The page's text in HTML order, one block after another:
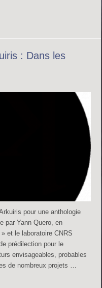
: Dans les
pour une anthologie
par Yann Quero, en
et le laboratoire CNRS
prédilection pour le
envisageables, probables
de nombreux projets …